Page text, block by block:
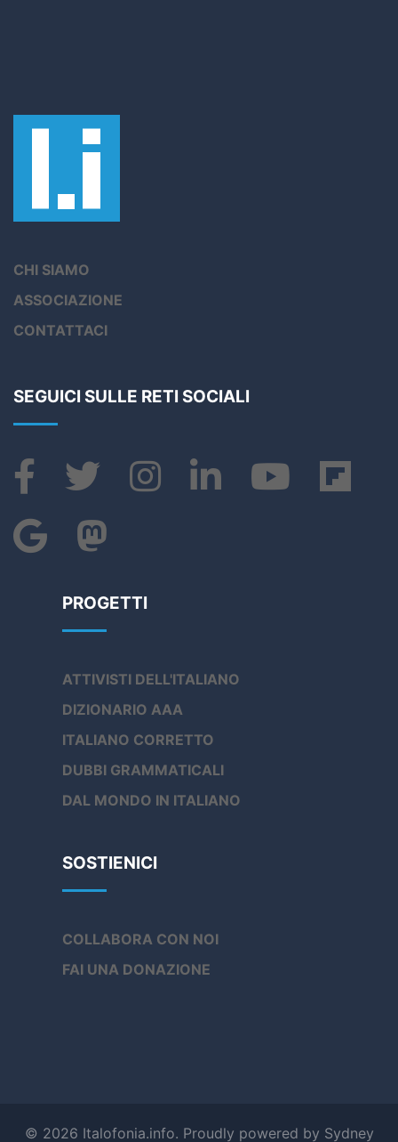
CHI SIAMO
ASSOCIAZIONE
CONTATTACI
SEGUICI SULLE RETI SOCIALI
PROGETTI
ATTIVISTI DELL'ITALIANO
DIZIONARIO AAA
ITALIANO CORRETTO
DUBBI GRAMMATICALI
DAL MONDO IN ITALIANO
SOSTIENICI
COLLABORA CON NOI
FAI UNA DONAZIONE
© 2026 Italofonia.info. Proudly powered by Sydney